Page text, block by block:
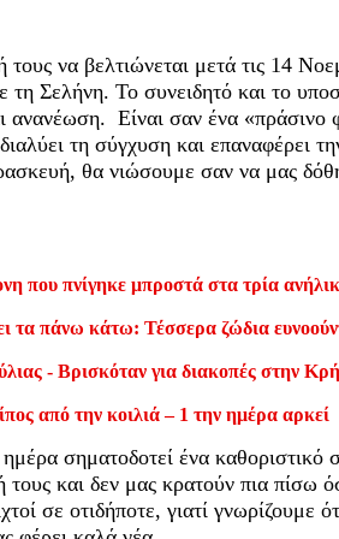
τους να βελτιώνεται μετά τις 14
τη Σελήνη. Το συνειδητό και το
ανανέωση. Είναι σαν ένα
τη σύγχυση και επαναφέρει
θα νιώσουμε σαν να μας
που πνίγηκε μπροστά στα τρία
τα πάνω κάτω: Τέσσερα ζώδια
- Βρισκόταν για διακοπές στην
από την κοιλιά – 1 την ημέρα αρκεί
σηματοδοτεί ένα καθοριστικό
τους και δεν μας κρατούν πια πίσω
σε οτιδήποτε, γιατί γνωρίζουμε